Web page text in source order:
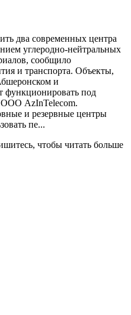
два современных центра
углеродно-нейтральных
сообщило
и транспорта. Объекты,
и
функционировать под
ООО AzInTelecom.
и резервные центры
пе...
чтобы читать больше